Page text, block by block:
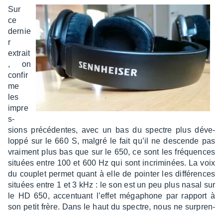
Sur
ce
dernie
r
extrait
, on
confir
me
les
impre
s­
sions précé­dentes, avec un bas du spectre plus déve­
loppé sur le 660 S, malgré le fait qu’il ne descende pas
vrai­ment plus bas que sur le 650, ce sont les fréquences
situées entre 100 et 600 Hz qui sont incri­mi­nées. La voix
du couplet permet quant à elle de poin­ter les diffé­rences
situées entre 1 et 3 kHz : le son est un peu plus nasal sur
le HD 650, accen­tuant l’ef­fet méga­phone par rapport à
son petit frère. Dans le haut du spectre, nous ne surpren­